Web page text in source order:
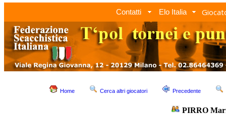
Contatti Elo Italia
Home Cerca altri giocatori Precedente
PIRRO